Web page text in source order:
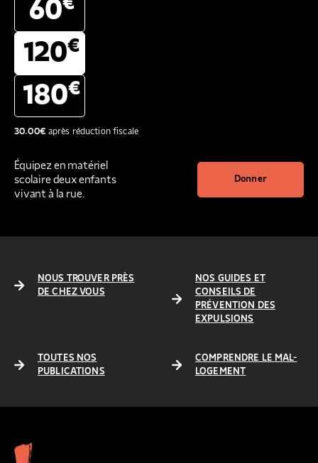
60
120€
180€
30.00€après réduction fiscale
Équipez en matériel
scolaire deux enfants
vivant à la rue.
Donner
NOUS TROUVER PRÈS
DE CHEZ VOUS
NOS GUIDES ET
CONSEILS DE
PRÉVENTION DES
EXPULSIONS
TOUTES NOS
PUBLICATIONS
COMPRENDRE LE MAL-
LOGEMENT